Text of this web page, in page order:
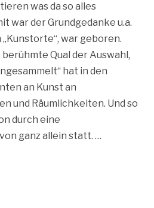
was da so alles
war der Grundgedanke u.a.
war geboren.
Qual der Auswahl,
hat in den
an Kunst an
und Räumlichkeiten. Und so
durch eine
ganz allein statt. …